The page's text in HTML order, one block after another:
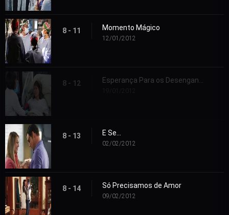
8 - 11 Momento Mágico
12/01/2012
8 - 12
8 - 13 E Se...
02/02/2012
8 - 14 Só Precisamos de Amor
09/02/2012